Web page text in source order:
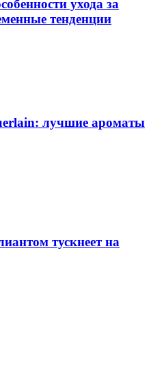
ухода за
тенденции
лучшие ароматы
тускнеет на